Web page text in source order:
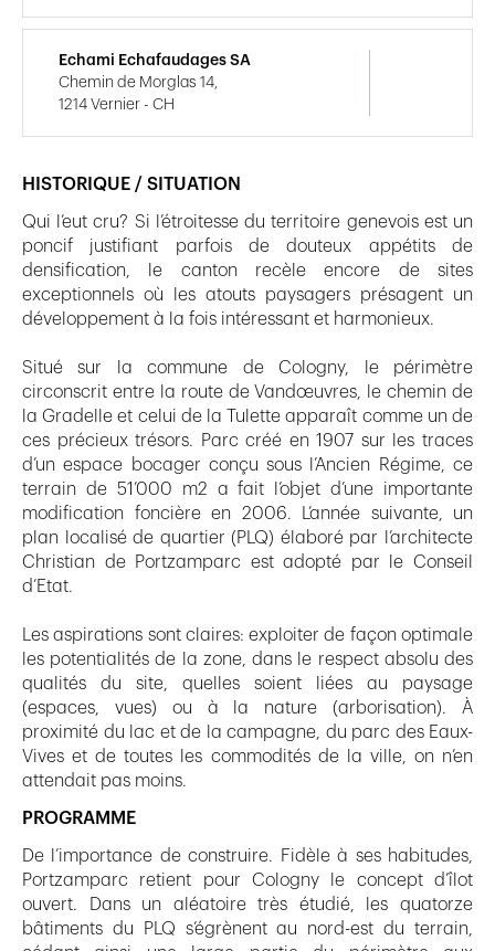
HISTORIQUE / SITUATION
Qui l’eut cru? Si l’étroitesse du territoire genevois est un
poncif justifiant parfois de douteux appétits de
densification, le canton recèle encore de sites
exceptionnels où les atouts paysagers présagent un
développement à la fois intéressant et harmonieux.
Situé sur la commune de Cologny, le périmètre
circonscrit entre la route de Vandœuvres, le chemin de
la Gradelle et celui de la Tulette apparaît comme un de
ces précieux trésors. Parc créé en 1907 sur les traces
d’un espace bocager conçu sous l’Ancien Régime, ce
terrain de 51’000 m2 a fait l’objet d’une importante
modification foncière en 2006. L’année suivante, un
plan localisé de quartier (PLQ) élaboré par l’architecte
Christian de Portzamparc est adopté par le Conseil
d’Etat.
Les aspirations sont claires: exploiter de façon optimale
les potentialités de la zone, dans le respect absolu des
qualités du site, quelles soient liées au paysage
(espaces, vues) ou à la nature (arborisation). À
proximité du lac et de la campagne, du parc des Eaux-
Vives et de toutes les commodités de la ville, on n’en
attendait pas moins.
PROGRAMME
De l’importance de construire. Fidèle à ses habitudes,
Portzamparc retient pour Cologny le concept d’îlot
ouvert. Dans un aléatoire très étudié, les quatorze
bâtiments du PLQ s’égrènent au nord-est du terrain,
Echami Echafaudages SA
Chemin de Morglas 14,
1214 Vernier - CH